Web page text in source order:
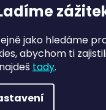
jako hledáme
abychom ti
tady.
který zajišťuje
tak používat s
krytu.